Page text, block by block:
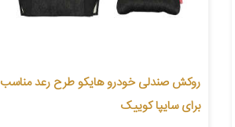
روکش صندلی خودرو هایکو طرح رعد مناسب
برای سایپا کوییک